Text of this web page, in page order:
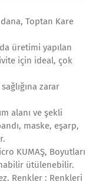
Toptan Kare
üretimi yapılan
için ideal, çok
zarar
alanı ve şekli
maske, eşarp,
KUMAŞ, Boyutları
ütülenebilir.
Renkler : Renkleri